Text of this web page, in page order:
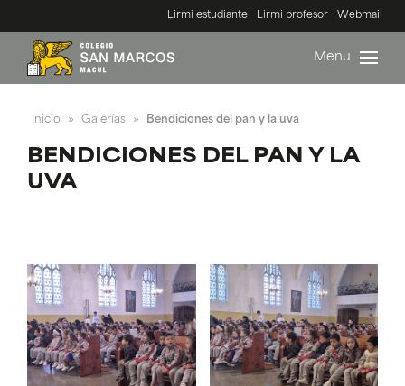
Lirmi estudiante Lirmi profesor Webmail
Menu
Inicio » Galerías » Bendiciones del pan y la uva
BENDICIONES DEL PAN Y LA
UVA